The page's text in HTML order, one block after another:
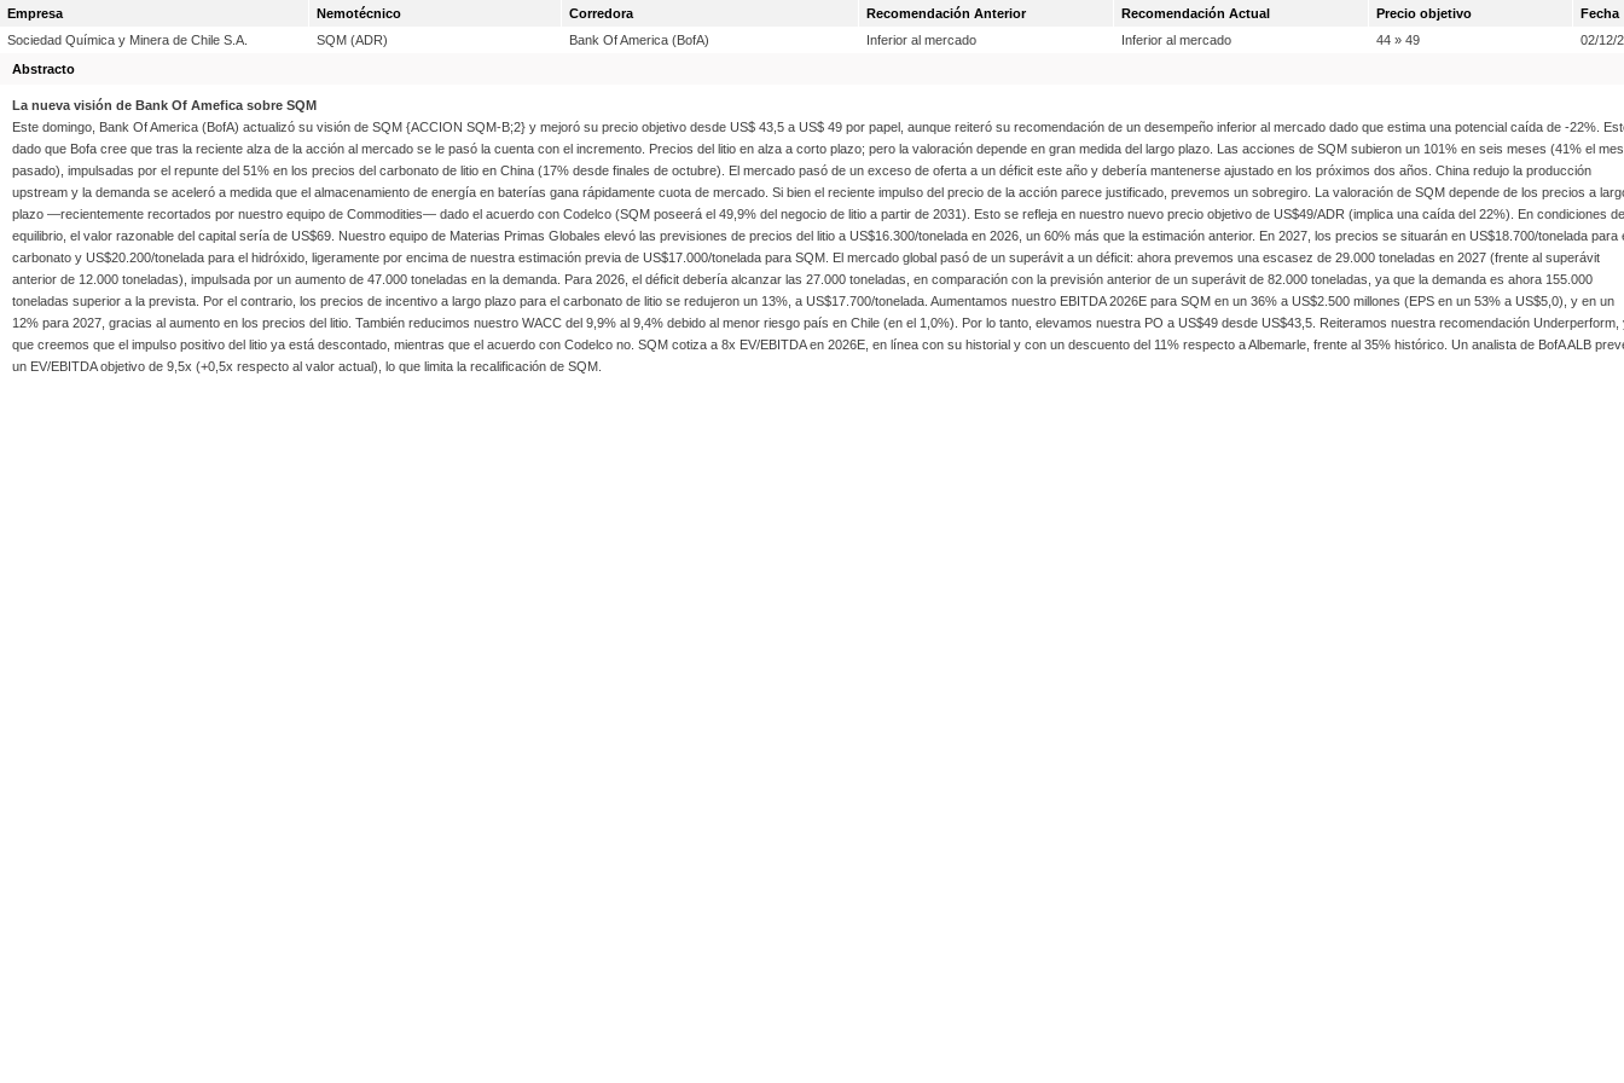
Empresa Nemotécnico Corredora Recomendación Anterior Recomendación Actual Precio objetivo
Fecha
Sociedad Química y Minera de Chile S.A.
SQM (ADR) Bank Of America (BofA) Inferior al mercado Inferior al mercado 44 » 49
02/12/
Abstracto
La nueva visión de Bank Of Amefica sobre SQM
Este domingo, Bank Of America (BofA) actualizó su visión de SQM {ACCION SQM-B;2} y mejoró su precio objetivo desde US$ 43,5 a US$ 49 por papel, aunque reiteró su recomendación de un desempeño inferior al mercado dado que estima una potencial caída de -22%.
dado que Bofa cree que tras la reciente alza de la acción al mercado se le pasó la cuenta con el incremento. Precios del litio en alza a corto plazo; pero la valoración depende en gran medida del largo plazo. Las acciones de SQM subieron un 101% en seis meses (41% el mes
pasado), impulsadas por el repunte del 51% en los precios del carbonato de litio en China (17% desde finales de octubre). El mercado pasó de un exceso de oferta a un déficit este año y debería mantenerse ajustado en los próximos dos años. China redujo la producción
upstream y la demanda se aceleró a medida que el almacenamiento de energía en baterías gana rápidamente cuota de mercado. Si bien el reciente impulso del precio de la acción parece justificado, prevemos un sobregiro. La valoración de SQM depende de los precios a
plazo —recientemente recortados por nuestro equipo de Commodities— dado el acuerdo con Codelco (SQM poseerá el 49,9% del negocio de litio a partir de 2031). Esto se refleja en nuestro nuevo precio objetivo de US$49/ADR (implica una caída del 22%). En condiciones de
equilibrio, el valor razonable del capital sería de US$69. Nuestro equipo de Materias Primas Globales elevó las previsiones de precios del litio a US$16.300/tonelada en 2026, un 60% más que la estimación anterior. En 2027, los precios se situarán en US$18.700/tonelada para
carbonato y US$20.200/tonelada para el hidróxido, ligeramente por encima de nuestra estimación previa de US$17.000/tonelada para SQM. El mercado global pasó de un superávit a un déficit: ahora prevemos una escasez de 29.000 toneladas en 2027 (frente al superávit
anterior de 12.000 toneladas), impulsada por un aumento de 47.000 toneladas en la demanda. Para 2026, el déficit debería alcanzar las 27.000 toneladas, en comparación con la previsión anterior de un superávit de 82.000 toneladas, ya que la demanda es ahora 155.000
toneladas superior a la prevista. Por el contrario, los precios de incentivo a largo plazo para el carbonato de litio se redujeron un 13%, a US$17.700/tonelada. Aumentamos nuestro EBITDA 2026E para SQM en un 36% a US$2.500 millones (EPS en un 53% a US$5,0), y en un
12% para 2027, gracias al aumento en los precios del litio. También reducimos nuestro WACC del 9,9% al 9,4% debido al menor riesgo país en Chile (en el 1,0%). Por lo tanto, elevamos nuestra PO a US$49 desde US$43,5. Reiteramos nuestra recomendación Underperform,
que creemos que el impulso positivo del litio ya está descontado, mientras que el acuerdo con Codelco no. SQM cotiza a 8x EV/EBITDA en 2026E, en línea con su historial y con un descuento del 11% respecto a Albemarle, frente al 35% histórico. Un analista de BofA ALB
un EV/EBITDA objetivo de 9,5x (+0,5x respecto al valor actual), lo que limita la recalificación de SQM.